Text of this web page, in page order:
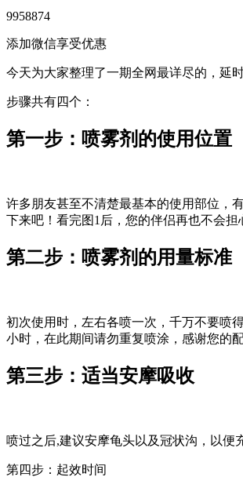
9958874
添加微信享受优惠
今天为大家整理了一期全网最详尽的，延
步骤共有四个：
第一步：喷雾剂的使用位置
许多朋友甚至不清楚最基本的使用部位，
下来吧！看完图1后，您的伴侣再也不会担
第二步：喷雾剂的用量标准
初次使用时，左右各喷一次，千万不要喷
小时，在此期间请勿重复喷涂，感谢您的配
第三步：适当安摩吸收
喷过之后,建议安摩龟头以及冠状沟，以便
第四步：起效时间